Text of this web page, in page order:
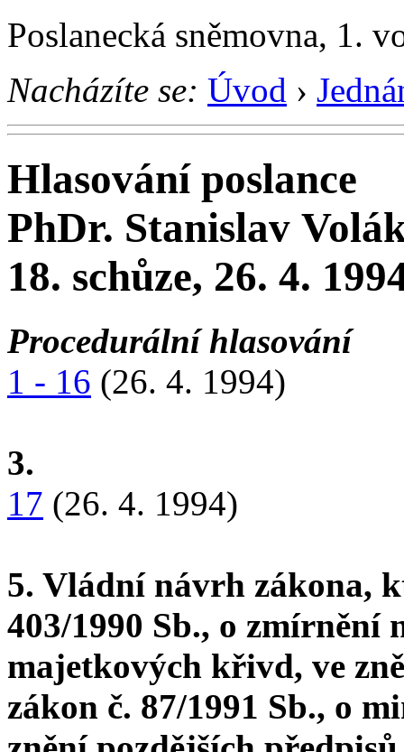
Poslanecká sněmovna, 1.
Nacházíte se: Úvod ›
Hlasování poslance
PhDr. Stanislav
18. schůze, 26. 4.
Procedurální hlasování
1 - 16 (26. 4. 1994)
3.
17 (26. 4. 1994)
5. Vládní návrh zákona,
403/1990 Sb., o zmírnění
majetkových křivd, ve
zákon č. 87/1991 Sb., o